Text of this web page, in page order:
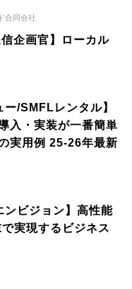
合同会社
企画官】ローカル
ー/SMFLレンタル】
入・実装が一番簡単
実用例 25-26年最新
ンビジョン】高性能
実現するビジネス